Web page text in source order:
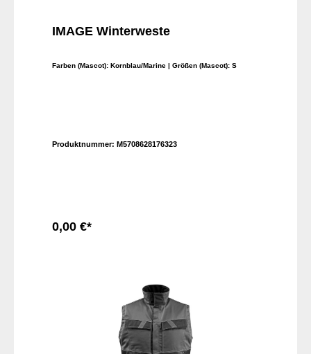
IMAGE Winterweste
Farben (Mascot): Kornblau/Marine | Größen (Mascot): S
Produktnummer: M5708628176323
0,00 €*